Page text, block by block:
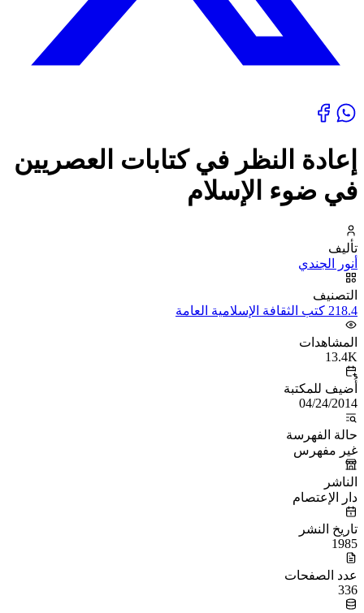
إعادة النظر في كتابات العصريين
في ضوء الإسلام
تأليف
أنور الجندي
التصنيف
218.4 كتب الثقافة الإسلامية العامة
المشاهدات
13.4K
أُضيف للمكتبة
04/24/2014
حالة الفهرسة
غير مفهرس
الناشر
دار الإعتصام
تاريخ النشر
1985
عدد الصفحات
336